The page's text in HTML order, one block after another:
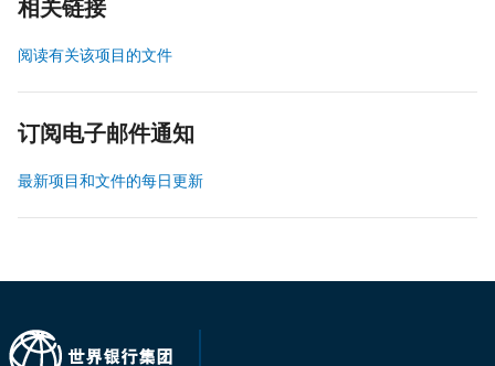
相关链接
阅读有关该项目的文件
订阅电子邮件通知
最新项目和文件的每日更新